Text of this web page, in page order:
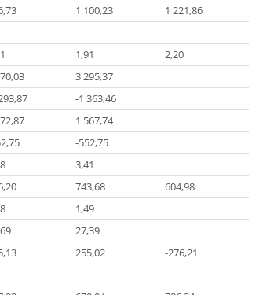
1 100,23
1 221,86
1,91
2,20
3 295,37
-1 363,46
1 567,74
-552,75
3,41
743,68
604,98
1,49
27,39
255,02
-276,21